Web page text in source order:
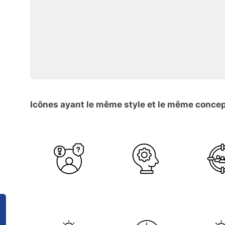
Icônes ayant le même style et le même